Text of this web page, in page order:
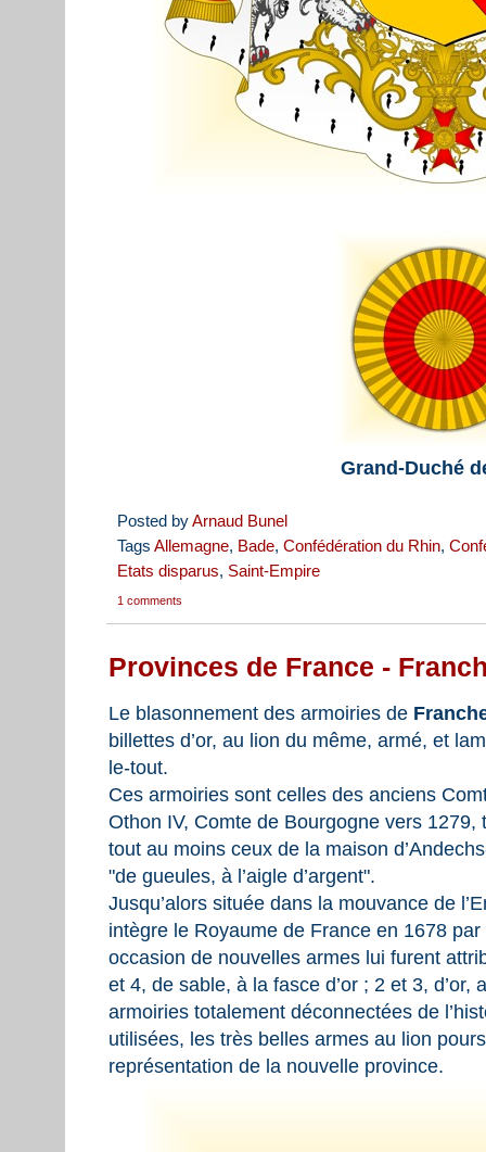
Grand-Duché
Posted byArnaud Bunel
Tags Allemagne, Bade, Confédération du Rhin,
Etats disparus, Saint-Empire
1 comments
Provinces de France -
Le blasonnement des armoiries de
billettes d’or, au lion du même, armé, et
le-tout.
Ces armoiries sont celles des anciens
Othon IV, Comte de Bourgogne vers
tout au moins ceux de la maison
"de gueules, à l’aigle d’argent".
Jusqu’alors située dans la mouvance de
intègre le Royaume de France en 1678
occasion de nouvelles armes lui furent
et 4, de sable, à la fasce d’or ; 2 et 3,
armoiries totalement déconnectées de
utilisées, les très belles armes au lion
représentation de la nouvelle province.